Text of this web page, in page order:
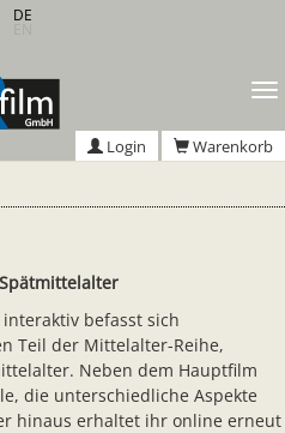
DE
Login Warenkorb
interaktiv befasst sich
Teil der Mittelalter-Reihe,
Neben dem Hauptfilm
die unterschiedliche Aspekte
hinaus erhaltet ihr online erneut